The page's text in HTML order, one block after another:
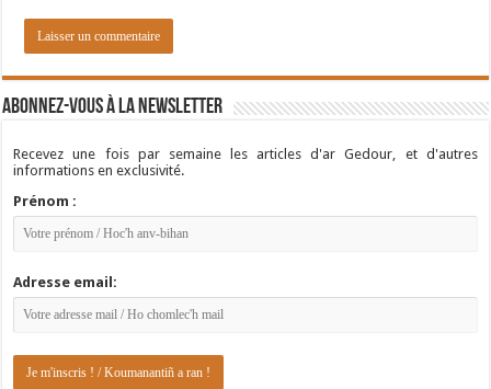
Abonnez-vous à la newsletter
Recevez une fois par semaine les articles d'ar Gedour, et d'autres
informations en exclusivité.
Prénom :
Adresse email: